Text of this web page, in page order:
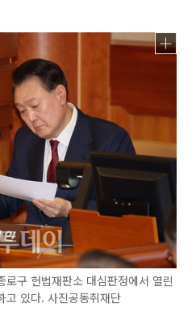
구 헌법재판소 대심판정에서 열린
고 있다. 사진공동취재단